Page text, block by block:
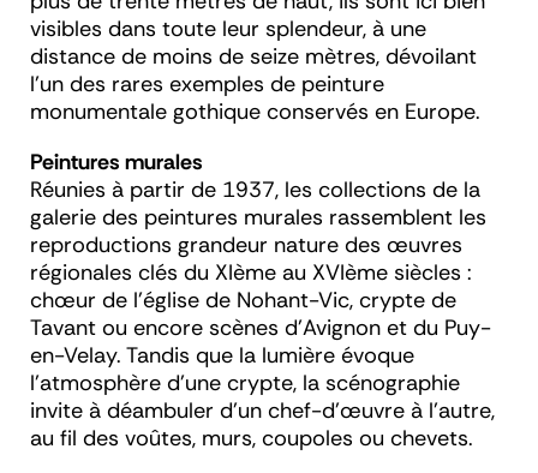
visibles dans toute leur splendeur, à une
distance de moins de seize mètres, dévoilant
l’un des rares exemples de peinture
monumentale gothique conservés en Europe.
Peintures murales
Réunies à partir de 1937, les collections de la
galerie des peintures murales rassemblent les
reproductions grandeur nature des œuvres
régionales clés du XIème au XVIème siècles :
chœur de l'église de Nohant-Vic, crypte de
Tavant ou encore scènes d'Avignon et du Puy-
en-Velay. Tandis que la lumière évoque
l’atmosphère d’une crypte, la scénographie
invite à déambuler d’un chef-d’œuvre à l’autre,
au fil des voûtes, murs, coupoles ou chevets.